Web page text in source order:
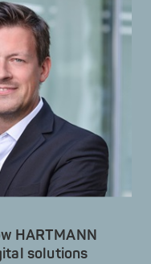
HARTMANN
solutions